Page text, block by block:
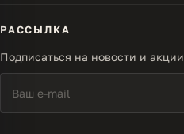
РАССЫЛКА
Подписаться на новости и акции